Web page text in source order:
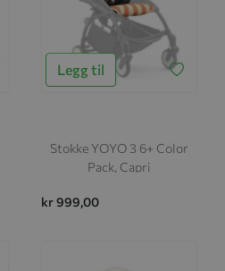
Legg til
Stokke YOYO 3 6+ Color
Pack, Capri
kr 999,00